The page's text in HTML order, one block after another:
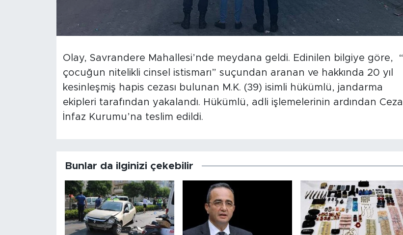
Olay, Savrandere Mahallesi’nde meydana geldi. Edinilen bilgiye göre, “
çocuğun nitelikli cinsel istismarı” suçundan aranan ve hakkında 20 yıl
kesinleşmiş hapis cezası bulunan M.K. (39) isimli hükümlü, jandarma
ekipleri tarafından yakalandı. Hükümlü, adli işlemelerinin ardından Ceza
İnfaz Kurumu’na teslim edildi.
Bunlar da ilginizi çekebilir